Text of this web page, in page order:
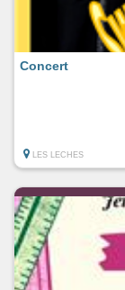
Concert
LES LECHES